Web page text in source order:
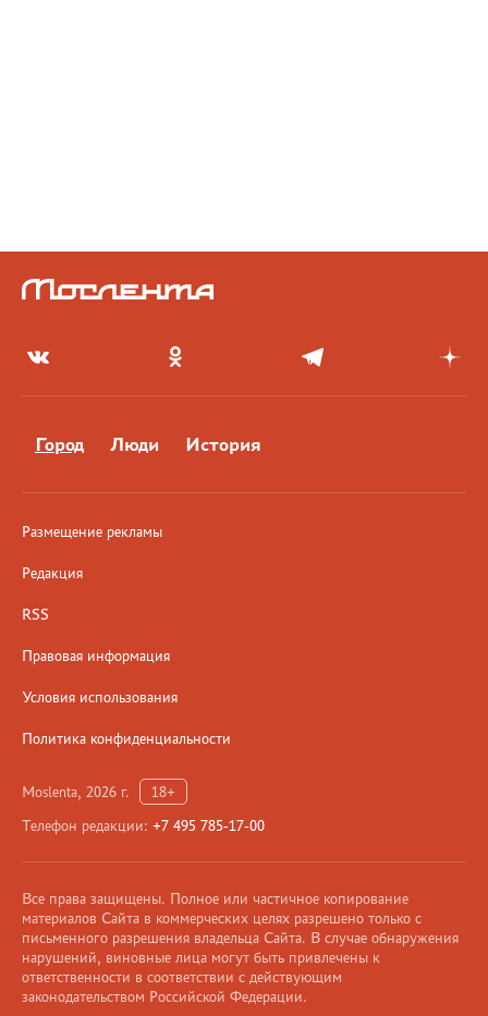
Город Люди История
Размещение рекламы
Редакция
RSS
Правовая информация
Условия использования
Политика конфиденциальности
Moslenta, 2026 г.
18+
Телефон редакции: +7 495 785-17-00
Все права защищены. Полное или частичное копирование
материалов Сайта в коммерческих целях разрешено только с
письменного разрешения владельца Сайта. В случае обнаружения
нарушений, виновные лица могут быть привлечены к
ответственности в соответствии с действующим
законодательством Российской Федерации.